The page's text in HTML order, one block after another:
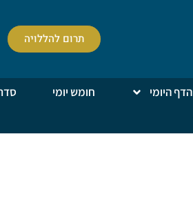
תרום להללויה
הדף היומי חומש יומי